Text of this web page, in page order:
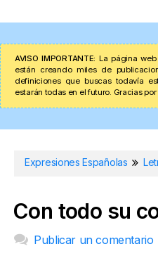
AVISO IMPORTANTE: La página
están creando miles de
definiciones que buscas todavía
estarán todas en el futuro. Gracias
Expresiones Españolas
Con todo su
Publicar un comentario